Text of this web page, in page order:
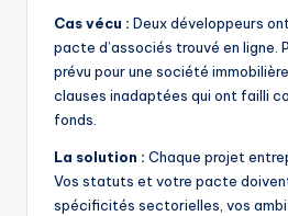
Cas vécu : Deux développeurs
pacte d’associés trouvé en ligne.
prévu pour une société
clauses inadaptées qui ont failli
fonds.
La solution : Chaque projet
Vos statuts et votre pacte
spécificités sectorielles, vos